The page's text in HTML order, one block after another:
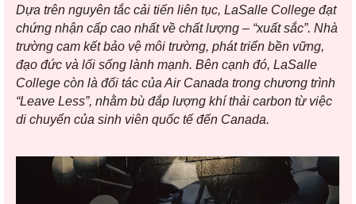
Dựa trên nguyên tắc cải tiến liên tục, LaSalle College đạt
chứng nhận cấp cao nhất về chất lượng – “xuất sắc”. Nhà
trường cam kết bảo vệ môi trường, phát triển bền vững,
đạo đức và lối sống lành mạnh. Bên cạnh đó, LaSalle
College còn là đối tác của Air Canada trong chương trình
“Leave Less”, nhằm bù đắp lượng khí thải carbon từ việc
di chuyển của sinh viên quốc tế đến Canada.